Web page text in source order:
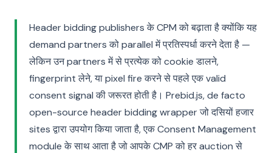
Header bidding publishers के CPM को बढ़ाता है क्योंकि यह
demand partners को parallel में प्रतिस्पर्धा करने देता है —
लेकिन उन partners में से प्रत्येक को cookie डालने,
fingerprint लेने, या pixel fire करने से पहले एक valid
consent signal की जरूरत होती है। Prebid.js, de facto
open-source header bidding wrapper जो दसियों हजार
sites द्वारा उपयोग किया जाता है, एक Consent Management
module के साथ आता है जो आपके CMP को हर auction से